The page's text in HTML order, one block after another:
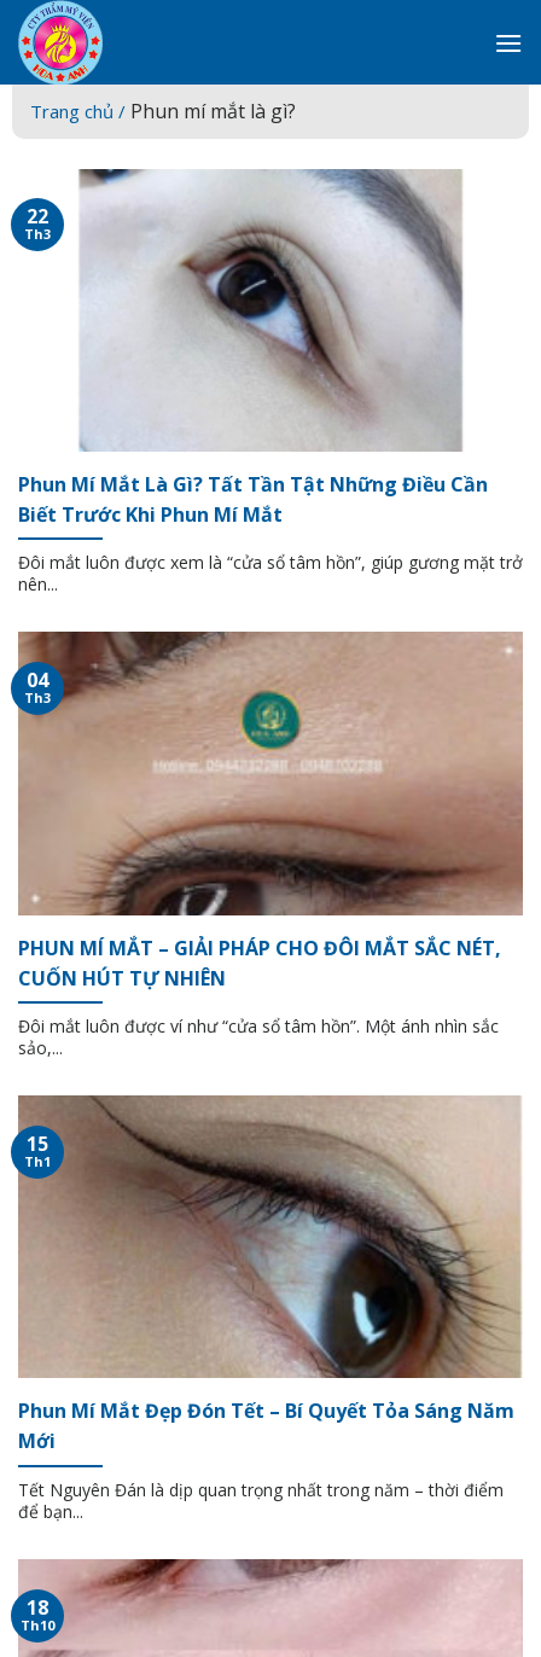
Skip
to
content
Trang chủ / Phun mí mắt là gì?
Phun Mí Mắt Là Gì? Tất Tần Tật Những Điều Cần
Biết Trước Khi Phun Mí Mắt
Đôi mắt luôn được xem là “cửa sổ tâm hồn”, giúp gương mặt trở
nên...
22
Th3
PHUN MÍ MẮT – GIẢI PHÁP CHO ĐÔI MẮT SẮC NÉT,
CUỐN HÚT TỰ NHIÊN
Đôi mắt luôn được ví như “cửa sổ tâm hồn”. Một ánh nhìn sắc
sảo,...
04
Th3
Phun Mí Mắt Đẹp Đón Tết – Bí Quyết Tỏa Sáng Năm
Mới
Tết Nguyên Đán là dịp quan trọng nhất trong năm – thời điểm
để bạn...
15
Th1
18
Th10